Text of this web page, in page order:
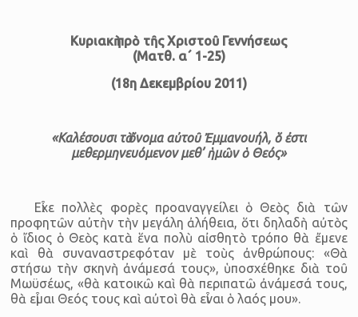
Κυριακὴ πρὸ τῆς Χριστοῦ Γεννήσεως
(Ματθ. α´ 1-25)
(18η Δεκεμβρίου 2011)
«Καλέσουσι τὸ ὄνομα αὐτοῦ Ἐμμανουήλ, ὅ ἐστι
μεθερμηνευόμενον μεθ’ ἡμῶν ὁ Θεός»
Εἶχε πολλὲς φορὲς προαναγγείλει ὁ Θεὸς διὰ τῶν
προφητῶν αὐτὴν τὴν μεγάλη ἀλήθεια, ὅτι δηλαδὴ αὐτὸς
ὁ ἴδιος ὁ Θεὸς κατὰ ἕνα πολὺ αἰσθητὸ τρόπο θὰ ἔμενε
καὶ θὰ συναναστρεφόταν μὲ τοὺς ἀνθρώπους: «Θὰ
στήσω τὴν σκηνὴ ἀνάμεσά τους», ὑποσχέθηκε διὰ τοῦ
Μωϋσέως, «θὰ κατοικῶ καὶ θὰ περιπατῶ ἀνάμεσά τους,
θὰ εἶμαι Θεός τους καὶ αὐτοὶ θὰ εἶναι ὁ λαός μου».